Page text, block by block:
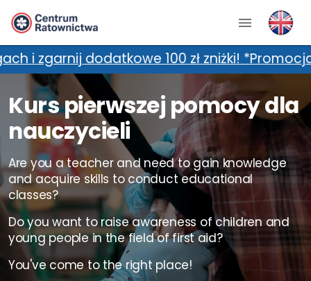
dodatkowe 100 zł zniżki! *Promocja nie
Kurs pierwszej pomocy dla
nauczycieli
Are you a teacher and need to gain knowledge
and acquire skills to conduct educational
classes?
Do you want to raise awareness of children and
young people in the field of first aid?
You've come to the right place!